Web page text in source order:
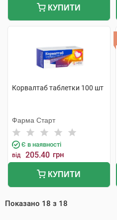
КУПИТИ
Корвалтаб таблетки 100 шт
Фарма Старт
Є в наявності
від 205.40 грн
КУПИТИ
Показано 18 з 18